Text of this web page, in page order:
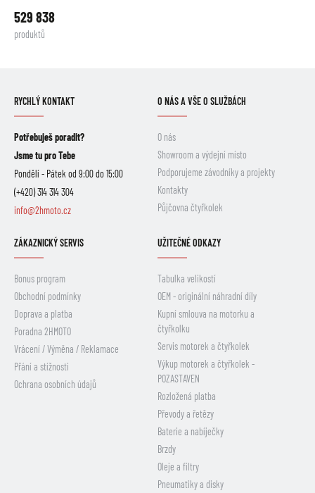
529 838
produktů
RYCHLÝ KONTAKT
Potřebuješ poradit?
Jsme tu pro Tebe
Pondělí - Pátek od 9:00 do 15:00
(+420) 314 314 304
info@2hmoto.cz
O NÁS A VŠE O SLUŽBÁCH
O nás
Showroom a výdejní místo
Podporujeme závodníky a projekty
Kontakty
Půjčovna čtyřkolek
ZÁKAZNICKÝ SERVIS
Bonus program
Obchodní podmínky
Doprava a platba
Poradna 2HMOTO
Vrácení / Výměna / Reklamace
Přání a stížnosti
Ochrana osobních údajů
UŽITEČNÉ ODKAZY
Tabulka velikostí
OEM - originální náhradní díly
Kupní smlouva na motorku a
čtyřkolku
Servis motorek a čtyřkolek
Výkup motorek a čtyřkolek -
POZASTAVEN
Rozložená platba
Převody a řetězy
Baterie a nabíječky
Brzdy
Oleje a filtry
Pneumatiky a disky